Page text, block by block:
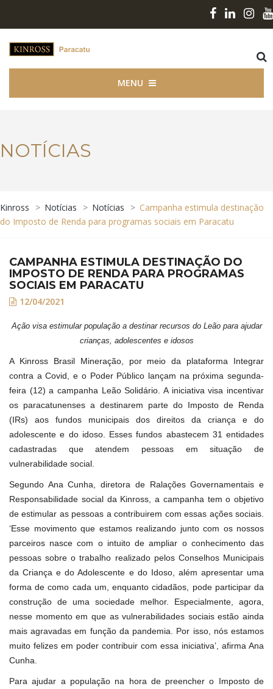
MENU
NOTÍCIAS
Kinross > Notícias > Notícias > Campanha estimula destinação
do Imposto de Renda para programas sociais em Paracatu
CAMPANHA ESTIMULA DESTINAÇÃO DO
IMPOSTO DE RENDA PARA PROGRAMAS
SOCIAIS EM PARACATU
12/04/2021
Ação visa estimular população a destinar recursos do Leão para ajudar
crianças, adolescentes e idosos
A Kinross Brasil Mineração, por meio da plataforma Integrar
contra a Covid, e o Poder Público lançam na próxima segunda-
feira (12) a campanha Leão Solidário. A iniciativa visa incentivar
os paracatunenses a destinarem parte do Imposto de Renda
(IRs) aos fundos municipais dos direitos da criança e do
adolescente e do idoso. Esses fundos abastecem 31 entidades
cadastradas que atendem pessoas em situação de
vulnerabilidade social.
Segundo Ana Cunha, diretora de Ralações Governamentais e
Responsabilidade social da Kinross, a campanha tem o objetivo
de estimular as pessoas a contribuirem com essas ações sociais.
‘Esse movimento que estamos realizando junto com os nossos
parceiros nasce com o intuito de ampliar o conhecimento das
pessoas sobre o trabalho realizado pelos Conselhos Municipais
da Criança e do Adolescente e do Idoso, além apresentar uma
forma de como cada um, enquanto cidadãos, pode participar da
construção de uma sociedade melhor. Especialmente, agora,
nesse momento em que as vulnerabilidades sociais estão ainda
mais agravadas em função da pandemia. Por isso, nós estamos
muito felizes em poder contribuir com essa iniciativa’, afirma Ana
Cunha.
Para ajudar a população na hora de preencher o Imposto de